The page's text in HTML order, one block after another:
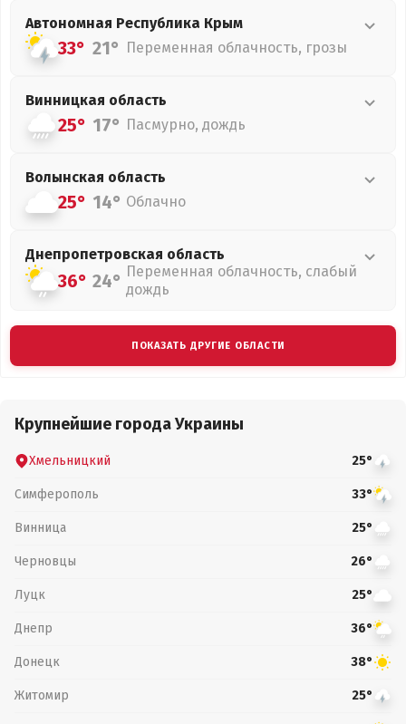
Автономная Республика Крым
33° 21° Переменная облачность, грозы
Винницкая область
25° 17° Пасмурно, дождь
Волынская область
25° 14° Облачно
Днепропетровская область
36° 24° Переменная облачность, слабый
дождь
ПОКАЗАТЬ ДРУГИЕ ОБЛАСТИ
Крупнейшие города Украины
Хмельницкий 25°
Симферополь 33°
Винница 25°
Черновцы 26°
Луцк 25°
Днепр 36°
Донецк 38°
Житомир 25°